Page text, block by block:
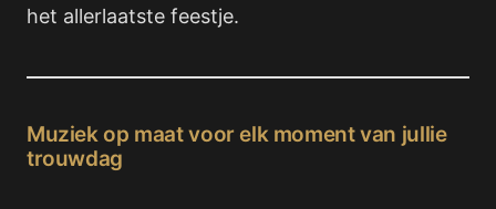
het allerlaatste feestje.
Muziek op maat voor elk moment van jullie
trouwdag